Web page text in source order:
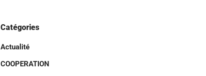
Catégories
Actualité
COOPERATION